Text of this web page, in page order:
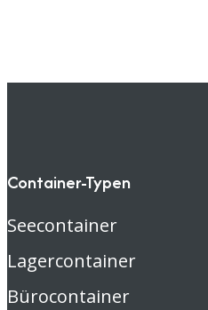
Container-Typen
Seecontainer
Lagercontainer
Bürocontainer